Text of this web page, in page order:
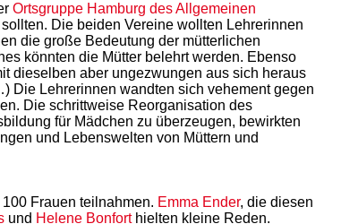
Ortsgruppe Hamburg des Allgemeinen
Die beiden Vereine wollten Lehrerinnen
die große Bedeutung der mütterlichen
könnten die Mütter belehrt werden. Ebenso
dieselben aber ungezwungen aus sich heraus
Die Lehrerinnen wandten sich vehement gegen
Die schrittweise Reorganisation des
für Mädchen zu überzeugen, bewirkten
und Lebenswelten von Müttern und
Frauen teilnahmen. Emma Ender, die diesen
und Helene Bonforthielten kleine Reden.